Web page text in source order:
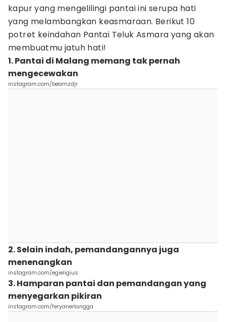
kapur yang mengelilingi pantai ini serupa hati
yang melambangkan keasmaraan. Berikut 10
potret keindahan Pantai Teluk Asmara yang akan
membuatmu jatuh hati!
1. Pantai di Malang memang tak pernah
mengecewakan
instagram.com/beamzdjr
2. Selain indah, pemandangannya juga
menenangkan
instagram.com/egieligius
3. Hamparan pantai dan pemandangan yang
menyegarkan pikiran
instagram.com/feryanerlangga